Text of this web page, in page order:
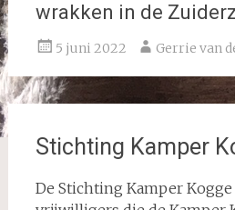
wrakken in de
5 juni 2022 Gerrie van
Stichting Kamper
De Stichting Kamper